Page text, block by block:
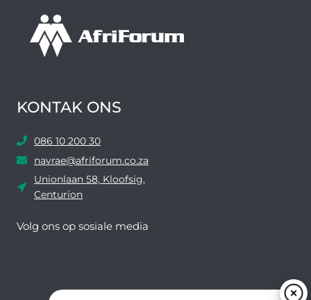
KONTAK ONS
086 10 200 30
navrae@afriforum.co.za
Unionlaan 58, Kloofsig,
Centurion
Volg ons ​​op sosiale media